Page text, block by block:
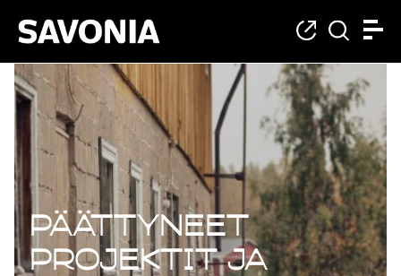
Päättyneet
Päättyneet
projektit ja